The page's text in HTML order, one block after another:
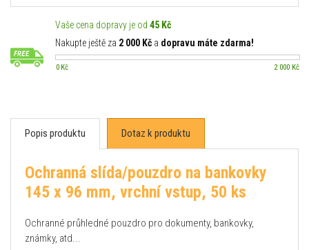
Vaše cena dopravy je od 45 Kč
Nakupte ještě za 2 000 Kč a dopravu máte zdarma!
0 Kč 2 000 Kč
Popis produktu Dotaz k produktu
Ochranná slída/pouzdro na bankovky
145 x 96 mm, vrchní vstup, 50 ks
Ochranné průhledné pouzdro pro dokumenty, bankovky,
známky, atd...